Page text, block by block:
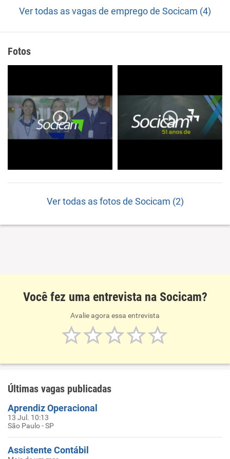
Ver todas as vagas de emprego de Socicam (4)
Fotos
Ver todas as fotos de Socicam (2)
Você fez uma entrevista na Socicam?
Avalie agora essa entrevista
Últimas vagas publicadas
Aprendiz Operacional
13 Jul. 10:13
São Paulo - SP
Assistente Contábil